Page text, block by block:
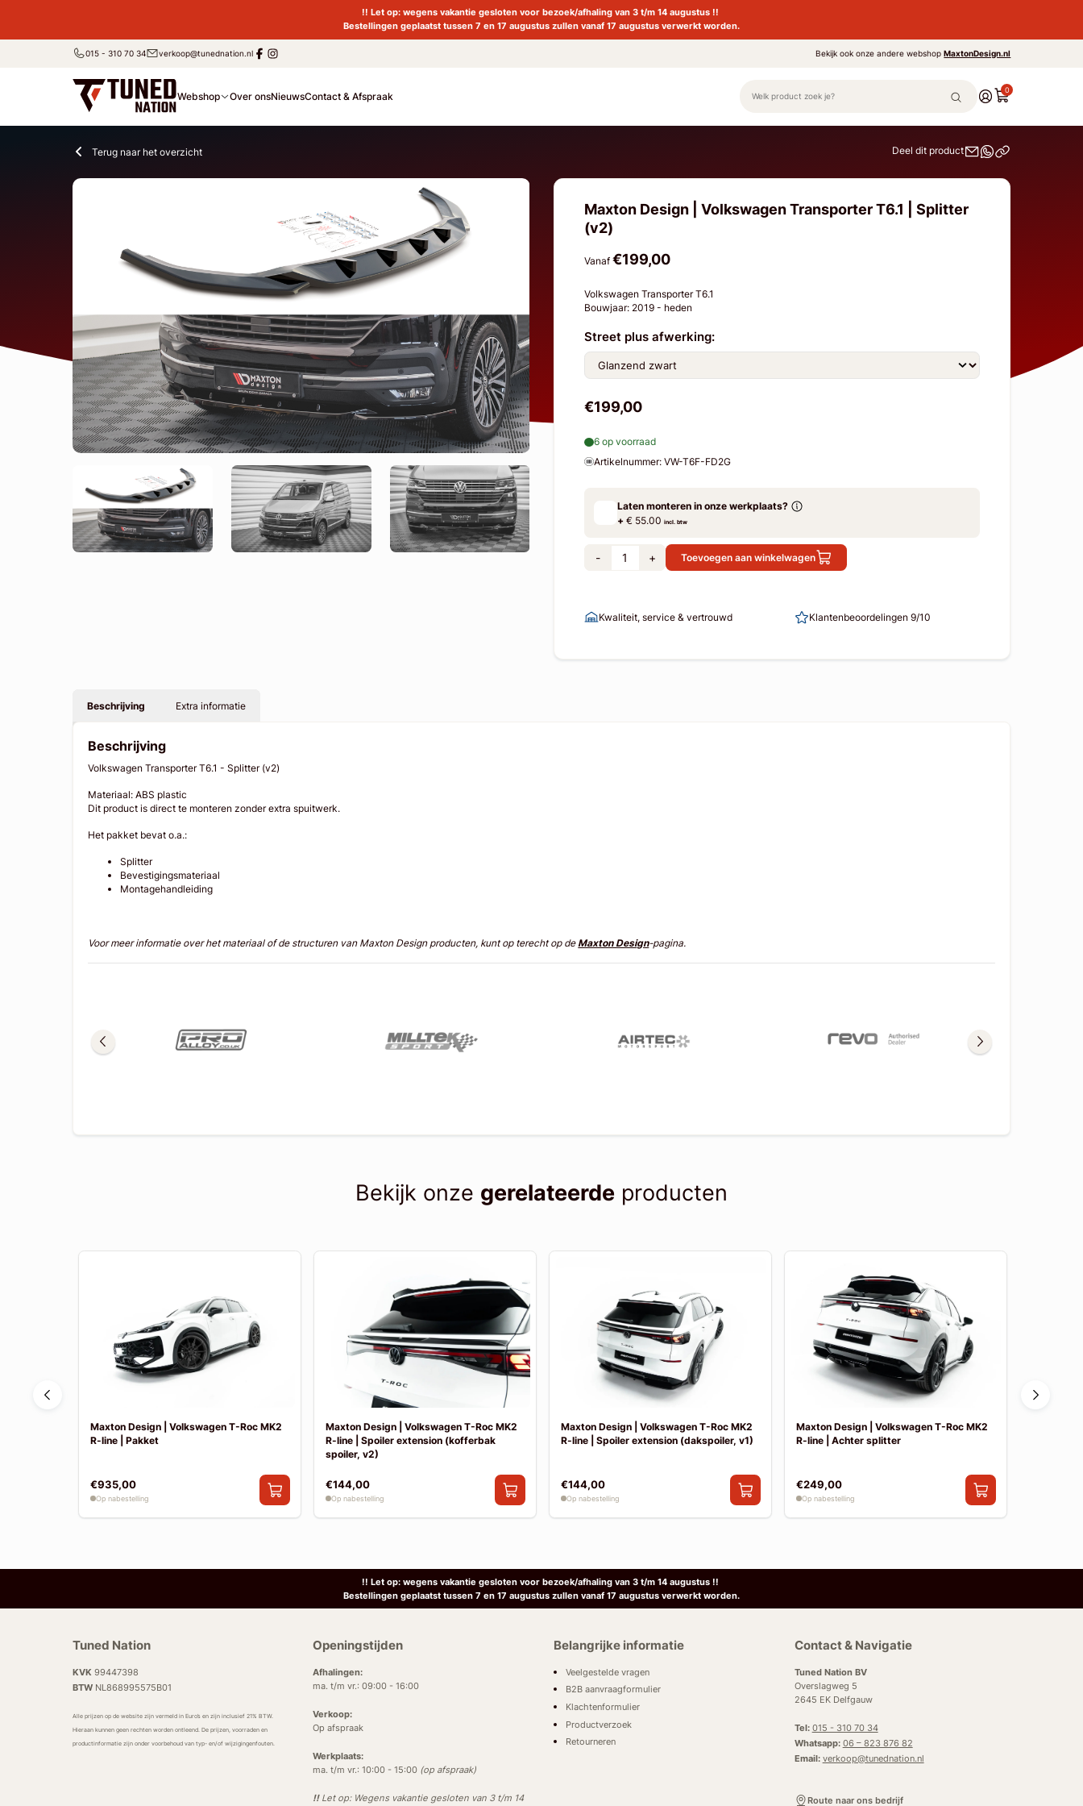
!! Let op: wegens vakantie gesloten voor bezoek/afhaling van 3 t/m 14 augustus !!
Bestellingen geplaatst tussen 7 en 17 augustus zullen vanaf 17 augustus verwerkt worden.
015 - 310 70 34 verkoop@tunednation.nl Bekijk ook onze andere webshopMaxtonDesign.nl
Webshop Over onsNieuwsContact & Afspraak
0
Terug naar het overzicht Deel dit product
Maxton Design | Volkswagen Transporter T6.1 | Splitter
(v2)
Vanaf €199,00
Volkswagen Transporter T6.1
Bouwjaar: 2019 - heden
Street plus afwerking:
€199,00
6 op voorraad
Artikelnummer: VW-T6F-FD2G
Laten monteren in onze werkplaats?
+€ 55.00 incl. btw
- + Toevoegen aan winkelwagen
Kwaliteit, service & vertrouwd Klantenbeoordelingen 9/10
Beschrijving Extra informatie
Beschrijving
Volkswagen Transporter T6.1 - Splitter (v2)
Materiaal: ABS plastic
Dit product is direct te monteren zonder extra spuitwerk.
Het pakket bevat o.a.:
Splitter
Bevestigingsmateriaal
Montagehandleiding
Voor meer informatie over het materiaal of de structuren van Maxton Design producten, kunt op terecht op deMaxton Design-pagina.
Bekijk onze gerelateerde producten
Maxton Design | Volkswagen T-Roc MK2
R-line | Pakket
€935,00
Op nabestelling
Maxton Design | Volkswagen T-Roc MK2
R-line | Spoiler extension (kofferbak
spoiler, v2)
€144,00
Op nabestelling
Maxton Design | Volkswagen T-Roc MK2
R-line | Spoiler extension (dakspoiler, v1)
€144,00
Op nabestelling
Maxton Design | Volkswagen T-Roc MK2
R-line | Achter splitter
€249,00
Op nabestelling
!! Let op: wegens vakantie gesloten voor bezoek/afhaling van 3 t/m 14 augustus !!
Bestellingen geplaatst tussen 7 en 17 augustus zullen vanaf 17 augustus verwerkt worden.
Tuned Nation
KVK 99447398
BTWNL868995575B01
Alle prijzen op de website zijn vermeld in Euro’s en zijn inclusief 21% BTW.
Hieraan kunnen geen rechten worden ontleend. De prijzen, voorraden en
productinformatie zijn onder voorbehoud van typ- en/of wijzigingenfouten.
Openingstijden
Afhalingen:
ma. t/m vr.: 09:00 - 16:00
Verkoop:
Op afspraak
Werkplaats:
ma. t/m vr.: 10:00 - 15:00 (op afspraak)
!!Let op: Wegens vakantie gesloten van 3 t/m 14
Belangrijke informatie
Veelgestelde vragen
B2B aanvraagformulier
Klachtenformulier
Productverzoek
Retourneren
Contact & Navigatie
Tuned Nation BV
Overslagweg 5
2645 EK Delfgauw
Tel: 015 - 310 70 34
Whatsapp: 06 – 823 876 82
Email: verkoop@tunednation.nl
Route naar ons bedrijf